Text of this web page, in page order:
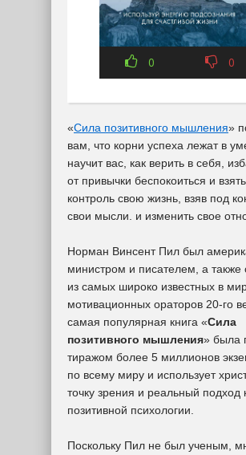
0 0
«Сила позитивного мышления»
вам, что корни успеха лежат в
научит вас, как верить в себя,
от привычки беспокоиться и
контроль свою жизнь, взяв под
свои мысли. и изменить свое
Норман Винсент Пил был
министром и писателем, а также
из самых широко известных в
мотивационных ораторов 20-го
самая популярная книга «Сила
позитивного мышления» была
тиражом более 5 миллионов
по всему миру и использует
точку зрения и реальный подход
позитивной психологии.
Поскольку Пил не был ученым,